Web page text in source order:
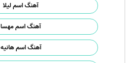
آهنگ اسم لیلا
آهنگ اسم مهسا
آهنگ اسم هانیه